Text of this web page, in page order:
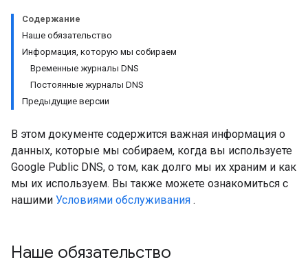
Содержание
Наше обязательство
Информация, которую мы собираем
Временные журналы DNS
Постоянные журналы DNS
Предыдущие версии
В этом документе содержится важная информация о
данных, которые мы собираем, когда вы используете
Google Public DNS, о том, как долго мы их храним и как
мы их используем. Вы также можете ознакомиться с
нашими Условиями обслуживания .
Наше обязательство